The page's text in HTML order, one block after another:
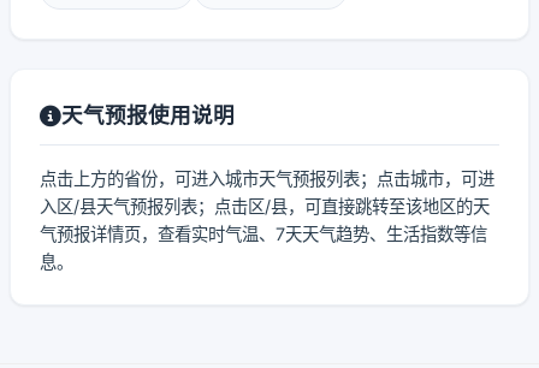
天气预报使用说明
点击上方的省份，可进入城市天气预报列表；点击城市，可进
入区/县天气预报列表；点击区/县，可直接跳转至该地区的天
气预报详情页，查看实时气温、7天天气趋势、生活指数等信
息。